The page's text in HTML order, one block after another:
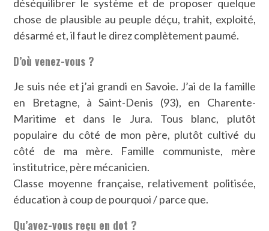
déséquilibrer le système et de proposer quelque
chose de plausible au peuple déçu, trahit, exploité,
désarmé et, il faut le direz complètement paumé.
D’où venez-vous ?
Je suis née et j’ai grandi en Savoie. J’ai de la famille
en Bretagne, à Saint-Denis (93), en Charente-
Maritime et dans le Jura. Tous blanc, plutôt
populaire du côté de mon père, plutôt cultivé du
côté de ma mère. Famille communiste, mère
institutrice, père mécanicien.
Classe moyenne française, relativement politisée,
éducation à coup de pourquoi / parce que.
Qu’avez-vous reçu en dot ?